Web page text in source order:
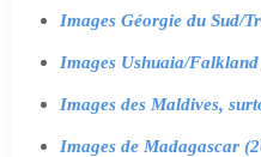
Images Géorgie du Sud/
Images Ushuaia/
Images des Maldives,
Images de Madagascar